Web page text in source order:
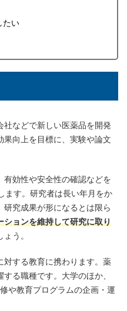
たい
などで新しい医薬品を開発
向上を目標に、実験や論文
効性や安全性の確認などを
ます。研究者は長い年月をか
究成果が形になるとは限ら
ションを維持して研究に取り
う。
対する教育に携わります。薬
る職種です。大学のほか、
や教育プログラムの企画・運